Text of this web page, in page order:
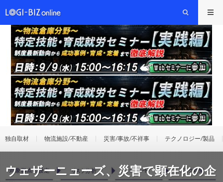
独自取材 物流施設/不動産 災害/事故/不祥事 テクノロジー/製品
ウェザーニューズ、災害で顕在化の企